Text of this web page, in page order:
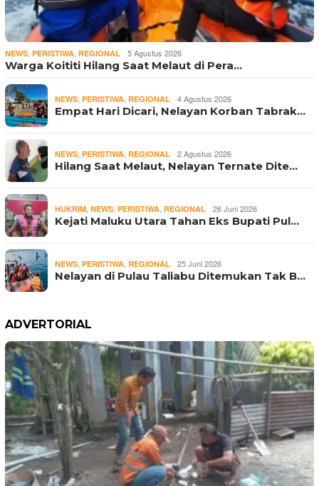
NEWS, PERISTIWA, REGIONAL 5 Agustus 2026
Warga Koititi Hilang Saat Melaut di Pera…
NEWS, PERISTIWA, REGIONAL 4 Agustus 2026
Empat Hari Dicari, Nelayan Korban Tabrak…
NEWS, PERISTIWA, REGIONAL 2 Agustus 2026
Hilang Saat Melaut, Nelayan Ternate Dite…
HUKRIM, NEWS, PERISTIWA, REGIONAL 26 Juni 2026
Kejati Maluku Utara Tahan Eks Bupati Pul…
NEWS, PERISTIWA, REGIONAL 25 Juni 2026
Nelayan di Pulau Taliabu Ditemukan Tak B…
ADVERTORIAL